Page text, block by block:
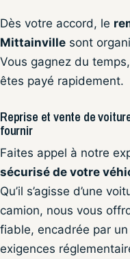
Dès votre accord, le
Mittainville sont
Vous gagnez du
êtes payé rapidement.
Reprise et vente de
fournir
Faites appel à notre
sécurisé de votre
Qu’il s’agisse d’une
camion, nous vous
fiable, encadrée par
exigences